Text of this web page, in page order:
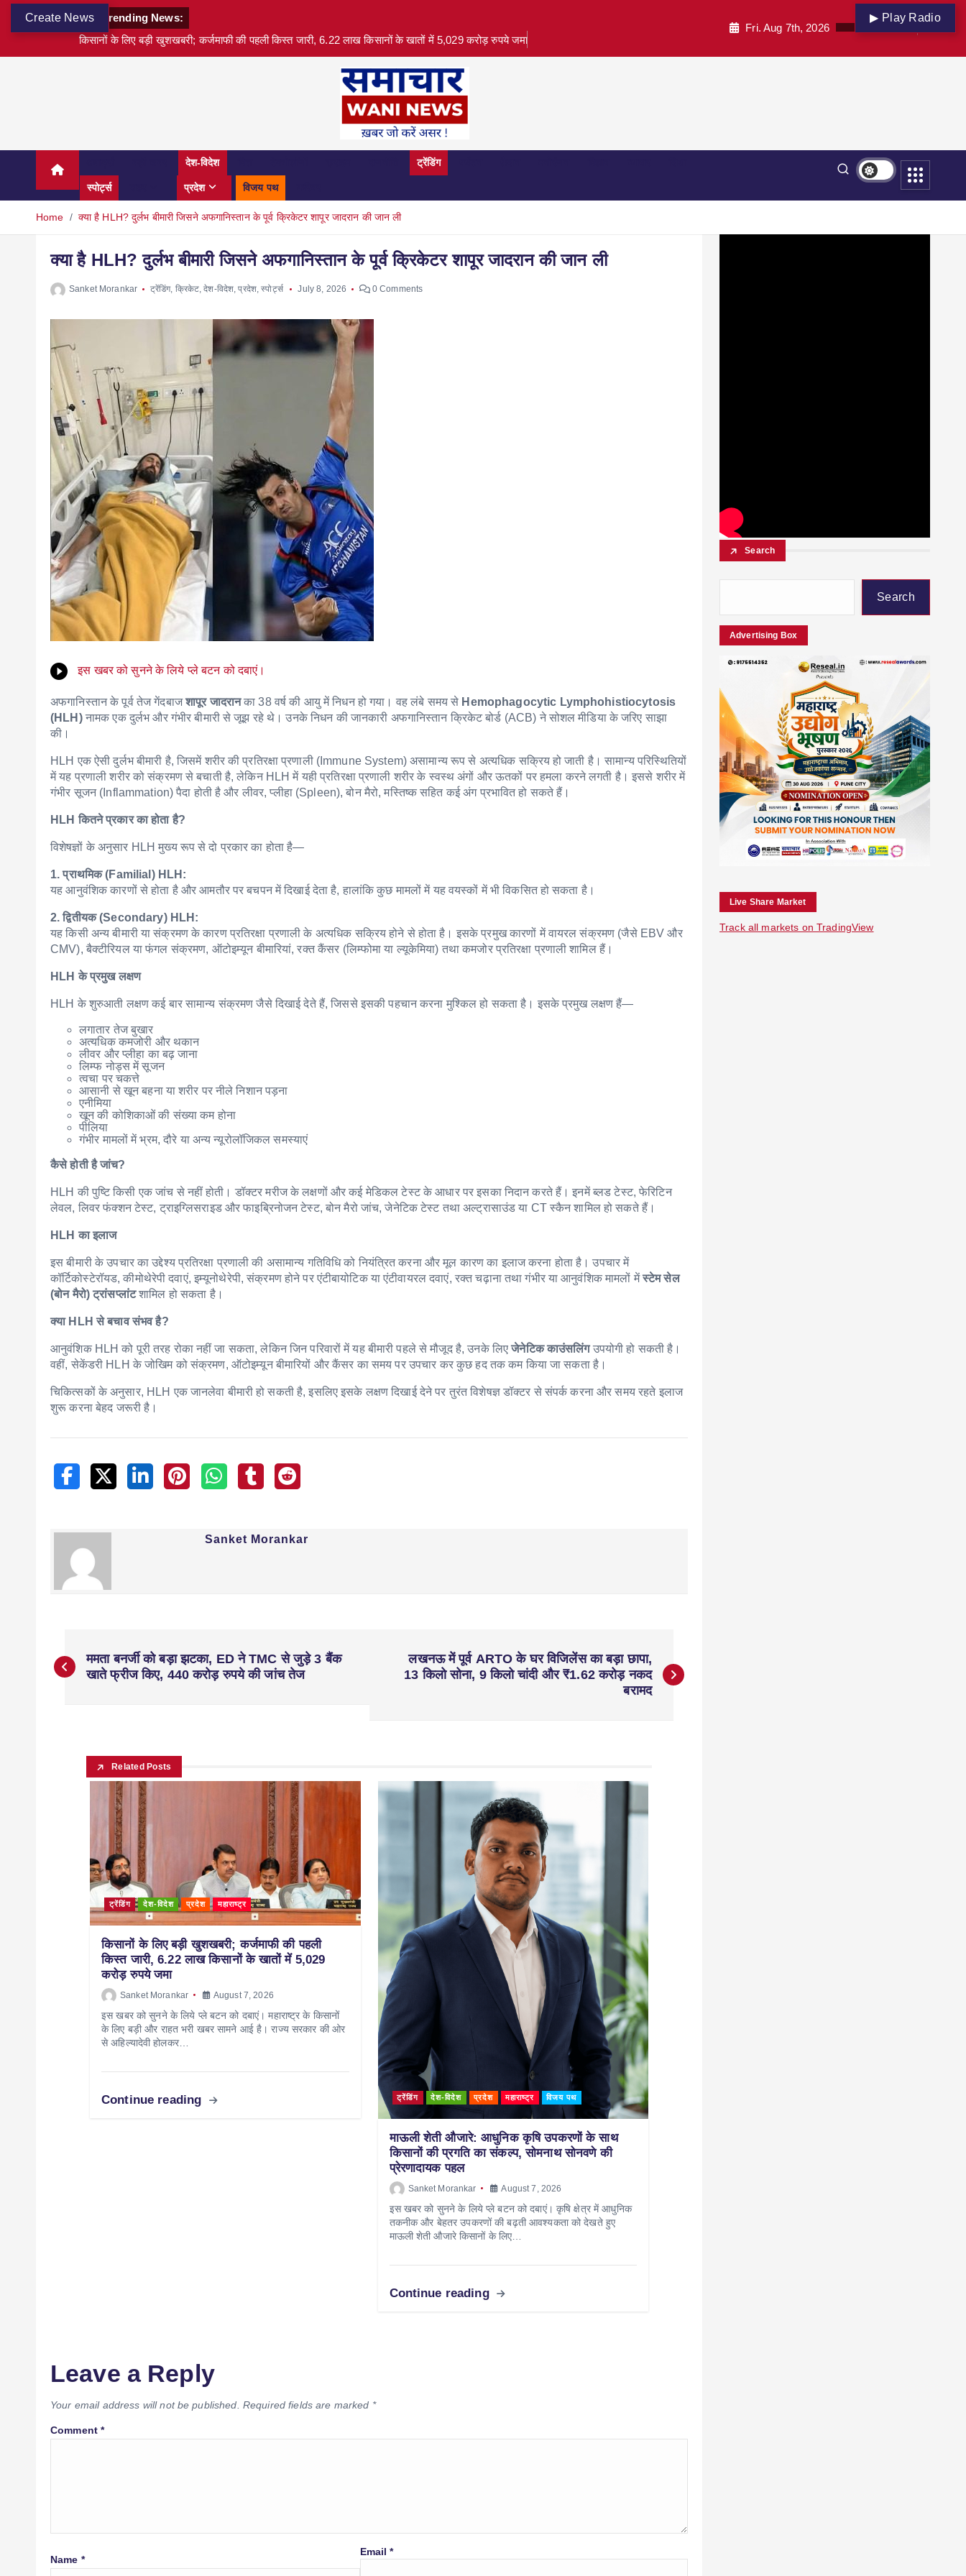
Create News ▶ Play Radio
Trending News:
किसानों के लिए बड़ी खुशखबरी; कर्जमाफी की पहली किस्त जारी, 6.22 लाख किसानों के खातों में 5,029 करोड़ रुपये जमा
Fri. Aug 7th, 2026
देश-विदेश ट्रेंडिंग
स्पोर्ट्स प्रदेश विजय पथ
Home क्या है HLH? दुर्लभ बीमारी जिसने अफगानिस्तान के पूर्व क्रिकेटर शापूर जादरान की जान ली
क्या है HLH? दुर्लभ बीमारी जिसने अफगानिस्तान के पूर्व क्रिकेटर शापूर जादरान की जान ली
Sanket Morankar ट्रेंडिंग, क्रिकेट,देश-विदेश,प्रदेश,स्पोर्ट्स July 8, 2026 0 Comments
इस खबर को सुनने के लिये प्ले बटन को दबाएं।
अफगानिस्तान के पूर्व तेज गेंदबाजशापूर जादरानका 38 वर्ष की आयु में निधन हो गया। वह लंबे समय से Hemophagocytic Lymphohistiocytosis
(HLH)नामक एक दुर्लभ और गंभीर बीमारी से जूझ रहे थे। उनके निधन की जानकारी अफगानिस्तान क्रिकेट बोर्ड (ACB) ने सोशल मीडिया के जरिए साझा
की।
HLH एक ऐसी दुर्लभ बीमारी है, जिसमें शरीर की प्रतिरक्षा प्रणाली (Immune System) असामान्य रूप से अत्यधिक सक्रिय हो जाती है। सामान्य परिस्थितियों
में यह प्रणाली शरीर को संक्रमण से बचाती है, लेकिन HLH में यही प्रतिरक्षा प्रणाली शरीर के स्वस्थ अंगों और ऊतकों पर हमला करने लगती है। इससे शरीर में
गंभीर सूजन (Inflammation) पैदा होती है और लीवर, प्लीहा (Spleen), बोन मैरो, मस्तिष्क सहित कई अंग प्रभावित हो सकते हैं।
HLH कितने प्रकार का होता है?
विशेषज्ञों के अनुसार HLH मुख्य रूप से दो प्रकार का होता है—
1. प्राथमिक (Familial) HLH:
यह आनुवंशिक कारणों से होता है और आमतौर पर बचपन में दिखाई देता है, हालांकि कुछ मामलों में यह वयस्कों में भी विकसित हो सकता है।
2. द्वितीयक (Secondary) HLH:
यह किसी अन्य बीमारी या संक्रमण के कारण प्रतिरक्षा प्रणाली के अत्यधिक सक्रिय होने से होता है। इसके प्रमुख कारणों में वायरल संक्रमण (जैसे EBV और
CMV), बैक्टीरियल या फंगल संक्रमण, ऑटोइम्यून बीमारियां, रक्त कैंसर (लिम्फोमा या ल्यूकेमिया) तथा कमजोर प्रतिरक्षा प्रणाली शामिल हैं।
HLH के प्रमुख लक्षण
HLH के शुरुआती लक्षण कई बार सामान्य संक्रमण जैसे दिखाई देते हैं, जिससे इसकी पहचान करना मुश्किल हो सकता है। इसके प्रमुख लक्षण हैं—
लगातार तेज बुखार
अत्यधिक कमजोरी और थकान
लीवर और प्लीहा का बढ़ जाना
लिम्फ नोड्स में सूजन
त्वचा पर चकत्ते
आसानी से खून बहना या शरीर पर नीले निशान पड़ना
एनीमिया
खून की कोशिकाओं की संख्या कम होना
पीलिया
गंभीर मामलों में भ्रम, दौरे या अन्य न्यूरोलॉजिकल समस्याएं
कैसे होती है जांच?
HLH की पुष्टि किसी एक जांच से नहीं होती। डॉक्टर मरीज के लक्षणों और कई मेडिकल टेस्ट के आधार पर इसका निदान करते हैं। इनमें ब्लड टेस्ट, फेरिटिन
लेवल, लिवर फंक्शन टेस्ट, ट्राइग्लिसराइड और फाइब्रिनोजन टेस्ट, बोन मैरो जांच, जेनेटिक टेस्ट तथा अल्ट्रासाउंड या CT स्कैन शामिल हो सकते हैं।
HLH का इलाज
इस बीमारी के उपचार का उद्देश्य प्रतिरक्षा प्रणाली की असामान्य गतिविधि को नियंत्रित करना और मूल कारण का इलाज करना होता है। उपचार में
कॉर्टिकोस्टेरॉयड, कीमोथेरेपी दवाएं, इम्यूनोथेरेपी, संक्रमण होने पर एंटीबायोटिक या एंटीवायरल दवाएं, रक्त चढ़ाना तथा गंभीर या आनुवंशिक मामलों मेंस्टेम सेल
(बोन मैरो) ट्रांसप्लांटशामिल हो सकता है।
क्या HLH से बचाव संभव है?
आनुवंशिक HLH को पूरी तरह रोका नहीं जा सकता, लेकिन जिन परिवारों में यह बीमारी पहले से मौजूद है, उनके लिएजेनेटिक काउंसलिंगउपयोगी हो सकती है।
वहीं, सेकेंडरी HLH के जोखिम को संक्रमण, ऑटोइम्यून बीमारियों और कैंसर का समय पर उपचार कर कुछ हद तक कम किया जा सकता है।
चिकित्सकों के अनुसार, HLH एक जानलेवा बीमारी हो सकती है, इसलिए इसके लक्षण दिखाई देने पर तुरंत विशेषज्ञ डॉक्टर से संपर्क करना और समय रहते इलाज
शुरू करना बेहद जरूरी है।
Sanket Morankar
ममता बनर्जी को बड़ा झटका, ED ने TMC से जुड़े 3 बैंक
खाते फ्रीज किए, 440 करोड़ रुपये की जांच तेज
लखनऊ में पूर्व ARTO के घर विजिलेंस का बड़ा छापा,
13 किलो सोना, 9 किलो चांदी और ₹1.62 करोड़ नकद
बरामद
Related Posts
ट्रेंडिंग देश-विदेश प्रदेश महाराष्ट्र
किसानों के लिए बड़ी खुशखबरी; कर्जमाफी की पहली
किस्त जारी, 6.22 लाख किसानों के खातों में 5,029
करोड़ रुपये जमा
Sanket Morankar August 7, 2026
इस खबर को सुनने के लिये प्ले बटन को दबाएं। महाराष्ट्र के किसानों
के लिए बड़ी और राहत भरी खबर सामने आई है। राज्य सरकार की ओर
से अहिल्यादेवी होलकर…
Continue reading ट्रेंडिंग देश-विदेश प्रदेश महाराष्ट्र विजय पथ
माऊली शेती औजारे: आधुनिक कृषि उपकरणों के साथ
किसानों की प्रगति का संकल्प, सोमनाथ सोनवणे की
प्रेरणादायक पहल
Sanket Morankar August 7, 2026
इस खबर को सुनने के लिये प्ले बटन को दबाएं। कृषि क्षेत्र में आधुनिक
तकनीक और बेहतर उपकरणों की बढ़ती आवश्यकता को देखते हुए
माऊली शेती औजारे किसानों के लिए…
Continue reading
Leave a Reply
Your email address will not be published. Required fields are marked *
Comment*
Name *
Email*
Search
Search
Advertising Box
Live Share Market
Track all markets on TradingView